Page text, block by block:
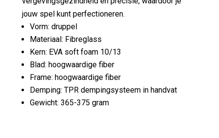
jouw spel kunt perfectioneren.
Vorm: druppel
Materiaal: Fibreglass
Kern: EVA soft foam 10/13
Blad: hoogwaardige fiber
Frame: hoogwaardige fiber
Demping: TPR dempingsysteem in handvat
Gewicht: 365-375 gram